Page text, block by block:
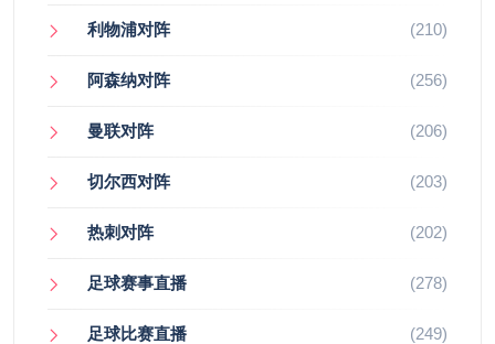
利物浦对阵 (210)
阿森纳对阵 (256)
曼联对阵 (206)
切尔西对阵 (203)
热刺对阵 (202)
足球赛事直播 (278)
足球比赛直播 (249)